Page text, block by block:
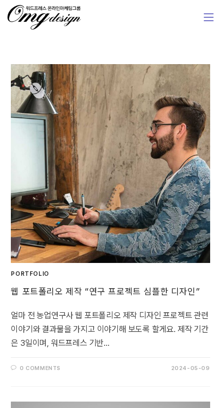
PORTFOLIO
웹 포트폴리오 제작 “연구 프로젝트 심플한 디자인”
얼마 전 농업연구사 웹 포트폴리오 제작 디자인 프로젝트 관련
이야기와 결과물을 가지고 이야기해 보도록 할게요. 제작 기간
은 3일이며, 워드프레스 기반…
0 COMMENTS 2024-05-09